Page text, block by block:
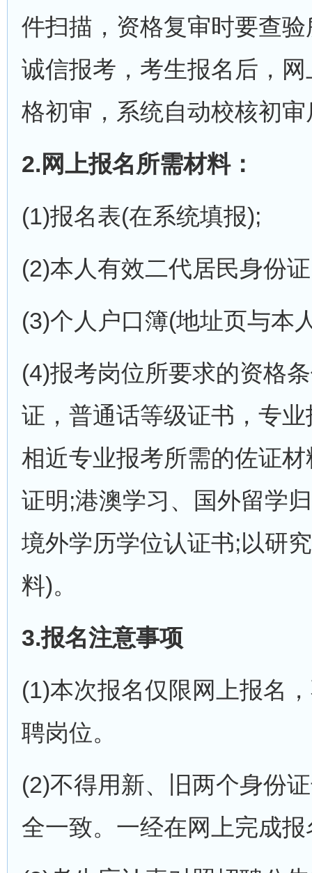
件扫描，资格复审时要查
诚信报考，考生报名后，
格初审，系统自动校核初
2.网上报名所需材料：
(1)报名表(在系统填报);
(2)本人有效二代居民身份
(3)个人户口簿(地址页与本
(4)报考岗位所要求的资格
证，普通话等级证书，专
相近专业报考所需的佐证
证明;港澳学习、国外留学
境外学历学位认证书;以研
料)。
3.报名注意事项
(1)本次报名仅限网上报名
聘岗位。
(2)不得用新、旧两个身份
全一致。一经在网上完成